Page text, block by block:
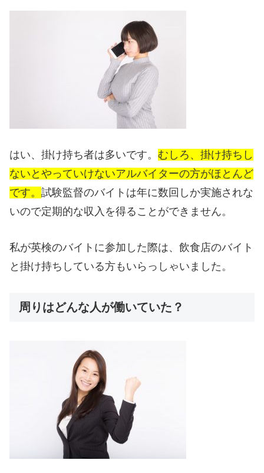
はい、掛け持ち者は多いです。 むしろ、掛け持ちし
ないとやっていけないアルバイターの方がほとんど
です。 試験監督のバイトは年に数回しか実施されな
いので定期的な収入を得ることができません。
私が英検のバイトに参加した際は、飲食店のバイト
と掛け持ちしている方もいらっしゃいました。
周りはどんな人が働いていた？